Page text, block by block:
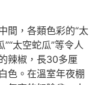
間，各類色彩的“太
太空蛇瓜”等令人
辣椒，長30多厘
色。在溫室年夜棚